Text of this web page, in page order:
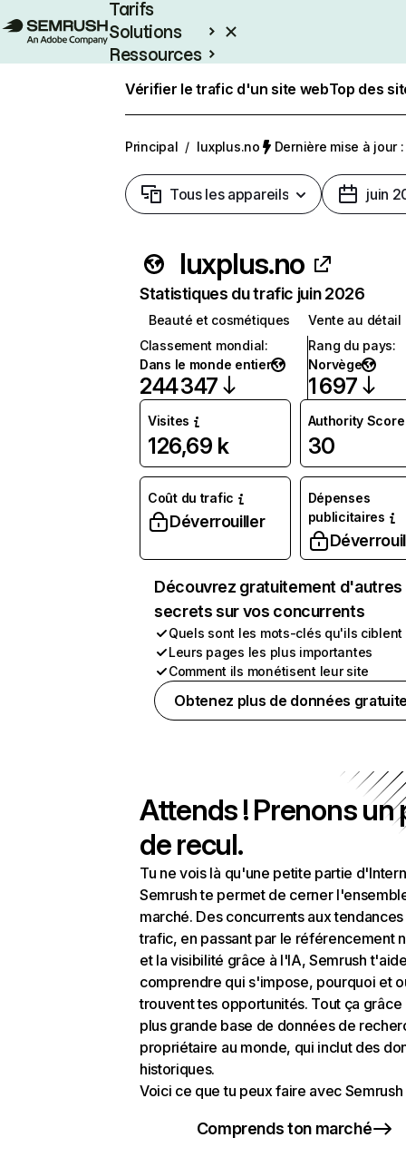
Tarifs
Solutions
Ressources
Vérifier le trafic d'un site webTop des
Principal / luxplus.no Dernière mise à jour
Tous les appareils juin
luxplus.no
Statistiques du trafic juin 2026
Beauté et cosmétiques
Vente au détail
Classement mondial:
Dans le monde entier
244 347
Rang du pays:
Norvège
1 697
Visites
126,69 k
Authority Score
30
Coût du trafic
Déverrouiller
Dépenses
publicitaires
Découvrez gratuitement d'autres
secrets sur vos concurrents
Quels sont les mots-clés qu'ils ciblent
Leurs pages les plus importantes
Comment ils monétisent leur site
Obtenez plus de données
Attends ! Prenons un
de recul.
Tu ne vois là qu'une petite partie
Semrush te permet de cerner
marché. Des concurrents aux
trafic, en passant par le référencement
et la visibilité grâce à l'IA, Semrush
comprendre qui s'impose, pourquoi et
trouvent tes opportunités. Tout ça grâce
plus grande base de données de
propriétaire au monde, qui inclut des
historiques.
Voici ce que tu peux faire avec Semrush
Comprends ton marché